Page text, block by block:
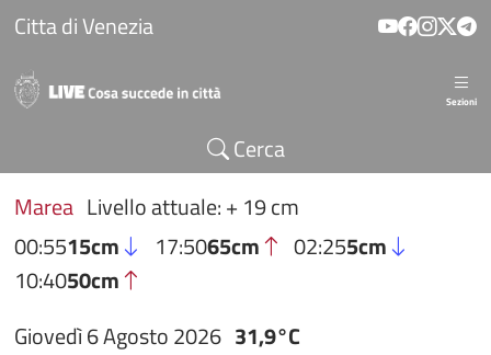
Salta al contenuto principale
Citta di Venezia
Sezioni
Cerca
Marea Livello attuale: + 19 cm
00:5515cm 17:5065cm 02:255cm
10:4050cm
Giovedì 6 Agosto 2026 31,9°C